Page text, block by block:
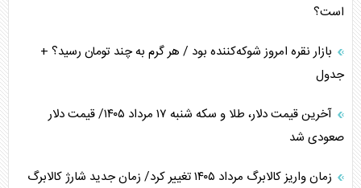
است؟
بازار نقره امروز شوکه‌کننده بود / هر گرم به چند تومان رسید؟ +
جدول
آخرین قیمت دلار، طلا و سکه شنبه ۱۷ مرداد ۱۴۰۵/ قیمت دلار
صعودی شد
زمان واریز کالابرگ مرداد ۱۴۰۵ تغییر کرد/ زمان جدید شارژ کالابرگ